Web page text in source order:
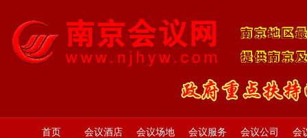
首页 会议酒店 会议场地 会议服务 会议公司 会